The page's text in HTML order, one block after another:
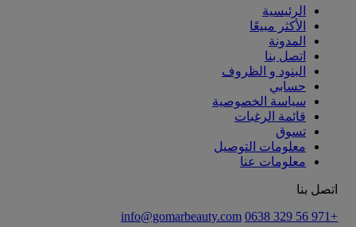
الرئيسية
الأكثر مبيعًا
المدونة
اتصل بنا
البنود و الظروف
حسابي
سياسة الخصوصية
قائمة الرغبات
تسوق
معلومات التوصيل
معلومات عنا
اتصل بنا
+971 56 329 0638
info@gomarbeauty.com